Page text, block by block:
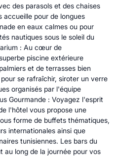
des parasols et des chaises
accueille pour de longues
en eaux calmes ou pour
nautiques sous le soleil du
: Au cœur de
piscine extérieure
et de terrasses bien
se rafraîchir, siroter un verre
organisés par l'équipe
Gourmande : Voyagez l'esprit
l'hôtel vous propose une
forme de buffets thématiques,
internationales ainsi que
tunisiennes. Les bars du
long de la journée pour vos